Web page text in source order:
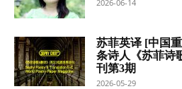
2026-06-14
苏菲英译 [中国
条诗人《苏菲诗
刊第3期
2026-05-29